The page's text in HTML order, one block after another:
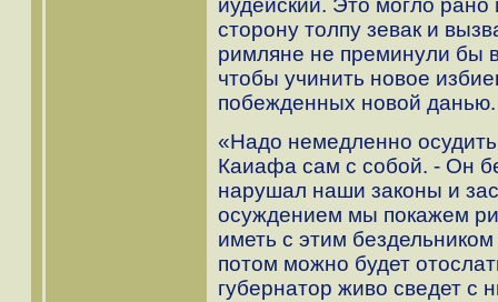
иудейский. Это могло рано
сторону толпу зевак и
римляне не преминули бы
чтобы учинить новое
побежденных новой данью.
«Надо немедленно
Каиафа сам с собой. - Он
нарушал наши законы и
осуждением мы покажем
иметь с этим
потом можно будет
губернатор живо сведет с